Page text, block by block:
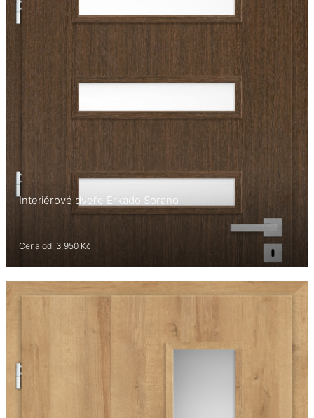
Interiérové dveře Erkado Sorano
Cena od: 3 950 Kč